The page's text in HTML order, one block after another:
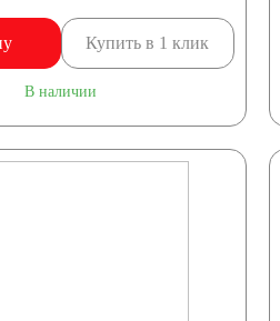
Купить в 1 клик
В наличии